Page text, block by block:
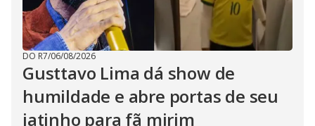
DO R7/06/08/2026
Gusttavo Lima dá show de
humildade e abre portas de seu
jatinho para fã mirim